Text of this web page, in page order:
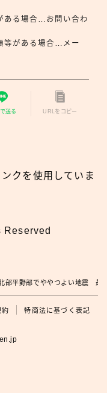
ある場合…お問い合わ
等がある場合…メー
送る URLをコピー
クを使用していま
部平野部でややつよい地震 最
約
特商法に基づく表記